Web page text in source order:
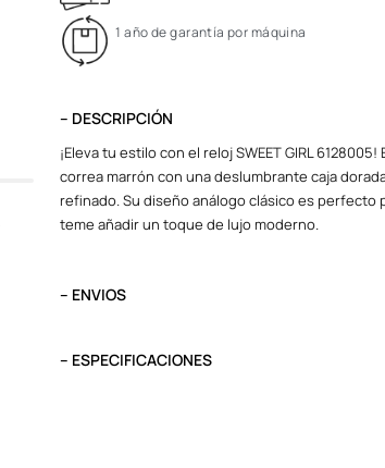
1 año de garantía por máquina
– DESCRIPCIÓN
¡Eleva tu estilo con el reloj SWEET GIRL
correa marrón con una deslumbrante caja
refinado. Su diseño análogo clásico es perfecto
teme añadir un toque de lujo moderno.
– ENVIOS
destino.
– ESPECIFICACIONES